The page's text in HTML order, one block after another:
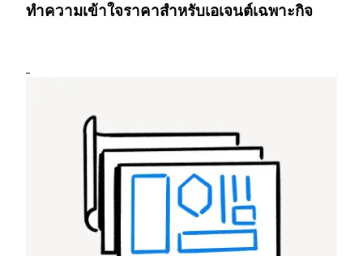
ทำความเข้าใจราคาสำหรับเอเจนต์เฉพาะกิจ